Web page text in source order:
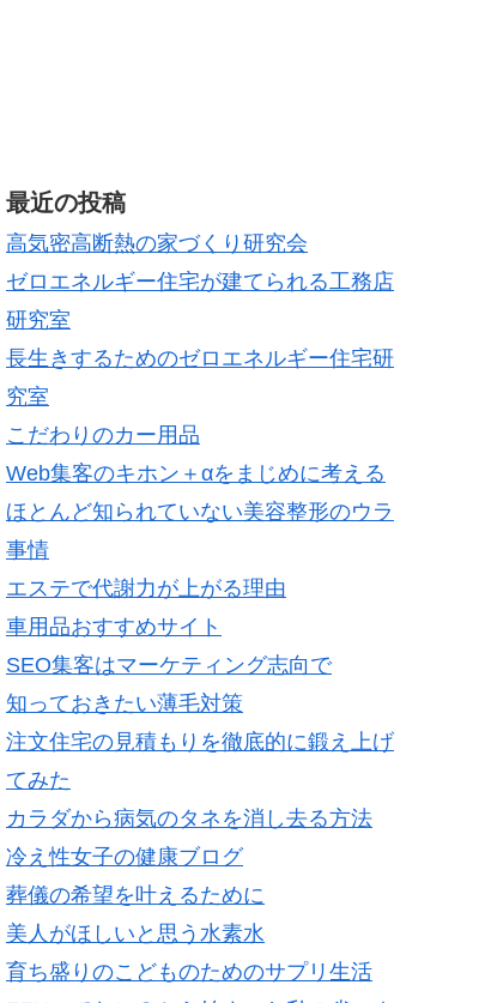
最近の投稿
高気密高断熱の家づくり研究会
ゼロエネルギー住宅が建てられる工務店
研究室
長生きするためのゼロエネルギー住宅研
究室
こだわりのカー用品
Web集客のキホン＋αをまじめに考える
ほとんど知られていない美容整形のウラ
事情
エステで代謝力が上がる理由
車用品おすすめサイト
SEO集客はマーケティング志向で
知っておきたい薄毛対策
注文住宅の見積もりを徹底的に鍛え上げ
てみた
カラダから病気のタネを消し去る方法
冷え性女子の健康ブログ
葬儀の希望を叶えるために
美人がほしいと思う水素水
育ち盛りのこどものためのサプリ生活